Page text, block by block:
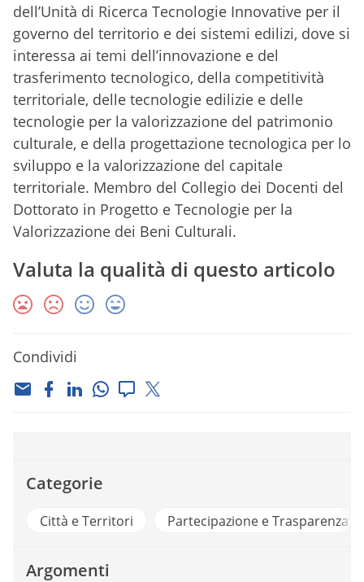
dell’Unità di Ricerca Tecnologie Innovative per il
governo del territorio e dei sistemi edilizi, dove si
interessa ai temi dell’innovazione e del
trasferimento tecnologico, della competitività
territoriale, delle tecnologie edilizie e delle
tecnologie per la valorizzazione del patrimonio
culturale, e della progettazione tecnologica per lo
sviluppo e la valorizzazione del capitale
territoriale. Membro del Collegio dei Docenti del
Dottorato in Progetto e Tecnologie per la
Valorizzazione dei Beni Culturali.
Valuta la qualità di questo articolo
Condividi
Categorie
Città e Territori Partecipazione e Trasparenza
Argomenti